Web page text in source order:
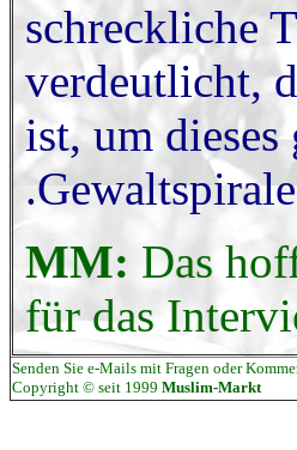
schreckliche
verdeutlicht,
ist, um
MM: Das
für das
Senden Sie e-Mails mit Fragen oder
Copyright © seit 1999 Muslim-Markt